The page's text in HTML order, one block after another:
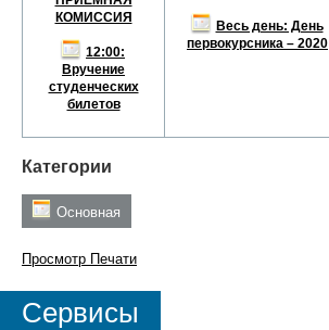
КОМИССИЯ
12:00:
Вручение
студенческих
билетов
Весь день: День
первокурсника – 2020
Категории
Основная
Просмотр Печати
Сервисы